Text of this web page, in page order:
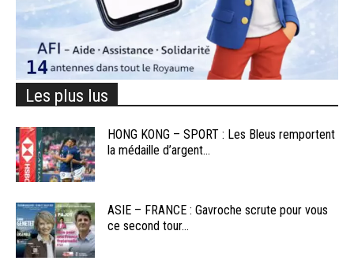
Les plus lus
HONG KONG – SPORT : Les Bleus remportent
la médaille d’argent...
ASIE – FRANCE : Gavroche scrute pour vous
ce second tour...